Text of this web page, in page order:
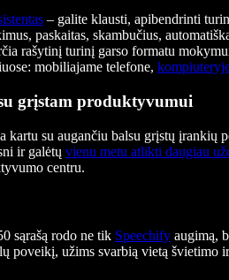
– galite klausti, apibendrinti
paskaitas, skambučius,
rašytinį turinį garso formatu
mobiliajame telefone,
grįstam produktyvumui
kartu su augančiu balsu grįstų
ir galėtų vienu metu atlikti daugiau
centru.
sąrašą rodo ne tik Speechify augimą,
poveikį, užims svarbią vietą švietimo